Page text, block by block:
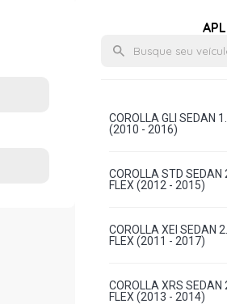
COROLLA GLI SEDAN
(2010 - 2016)
COROLLA STD
FLEX (2012 - 2015)
COROLLA XEI SEDAN
FLEX (2011 - 2017)
COROLLA XRS
FLEX (2013 - 2014)